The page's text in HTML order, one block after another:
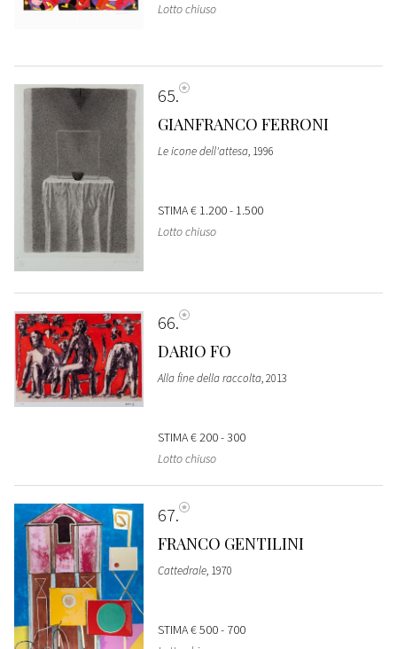
Lotto chiuso
65
GIANFRANCO FERRONI
Le icone dell'attesa, 1996
STIMA€ 1.200 - 1.500
Lotto chiuso
66
DARIO FO
Alla fine della raccolta, 2013
STIMA€ 200 - 300
Lotto chiuso
67
FRANCO GENTILINI
Cattedrale, 1970
STIMA€ 500 - 700